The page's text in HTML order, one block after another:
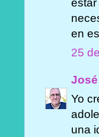
en
25
Yo
una